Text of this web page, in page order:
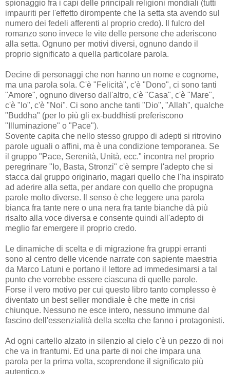
spionaggio fra i capi delle principali religioni mondiali (tutti
impauriti per l'effetto dirompente che la setta sta avendo sul
numero dei fedeli afferenti al proprio credo). Il fulcro del
romanzo sono invece le vite delle persone che aderiscono
alla setta. Ognuno per motivi diversi, ognuno dando il
proprio significato a quella particolare parola.
Decine di personaggi che non hanno un nome e cognome,
ma una parola sola. C'è "Felicità", c'è "Dono", ci sono tanti
"Amore", ognuno diverso dall'altro, c'è "Casa", c'è "Mare",
c'è "Io", c'è "Noi". Ci sono anche tanti "Dio", "Allah", qualche
"Buddha" (per lo più gli ex-buddhisti preferiscono
"Illuminazione" o "Pace").
Sovente capita che nello stesso gruppo di adepti si ritrovino
parole uguali o affini, ma è una condizione temporanea. Se
il gruppo "Pace, Serenità, Unità, ecc." incontra nel proprio
peregrinare "Io, Basta, Stronzi" c'è sempre l'adepto che si
stacca dal gruppo originario, magari quello che l'ha inspirato
ad aderire alla setta, per andare con quello che propugna
parole molto diverse. Il senso è che leggere una parola
bianca fra tante nere o una nera fra tante bianche dà più
risalto alla voce diversa e consente quindi all'adepto di
meglio far emergere il proprio credo.
Le dinamiche di scelta e di migrazione fra gruppi erranti
sono al centro delle vicende narrate con sapiente maestria
da Marco Latuni e portano il lettore ad immedesimarsi a tal
punto che vorrebbe essere ciascuna di quelle parole.
Forse il vero motivo per cui questo libro tanto complesso è
diventato un best seller mondiale è che mette in crisi
chiunque. Nessuno ne esce intero, nessuno immune dal
fascino dell'essenzialità della scelta che fanno i protagonisti.
Ad ogni cartello alzato in silenzio al cielo c'è un pezzo di noi
che va in frantumi. Ed una parte di noi che impara una
parola per la prima volta, scoprendone il significato più
autentico.»